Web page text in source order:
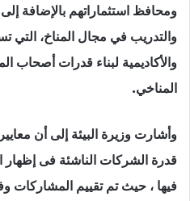
ومحافظ استثماراتهم بالإضافة
والتدريب في مجال المناخ، التي
والأكاديمية لبناء قدرات أصحاب
المناخي.
وأشارت وزيرة البيئة إلى أن
قدرة الشركات الناشئة فى إظهار
فيها ، حيث تم تقييم المشاركات